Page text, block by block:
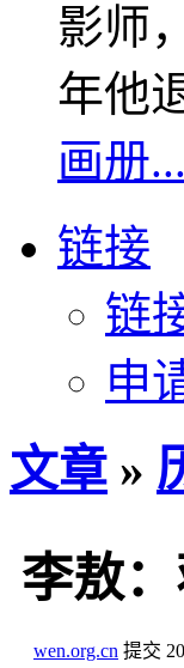
影师
年他
画册...
链接
链
申
文章 »
李敖
wen.org.cn 提交